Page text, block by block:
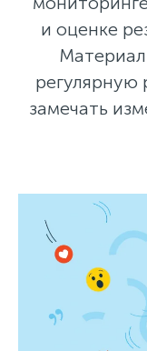
и оценке
регулярную
замечать